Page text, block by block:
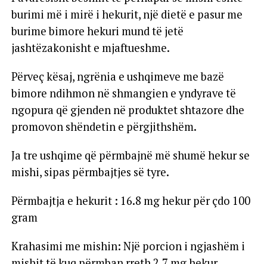
burimi më i mirë i hekurit, një dietë e pasur me
burime bimore hekuri mund të jetë
jashtëzakonisht e mjaftueshme.
Përveç kësaj, ngrënia e ushqimeve me bazë
bimore ndihmon në shmangien e yndyrave të
ngopura që gjenden në produktet shtazore dhe
promovon shëndetin e përgjithshëm.
Ja tre ushqime që përmbajnë më shumë hekur se
mishi, sipas përmbajtjes së tyre.
Përmbajtja e hekurit : 16.8 mg hekur për çdo 100
gram
Krahasimi me mishin: Një porcion i ngjashëm i